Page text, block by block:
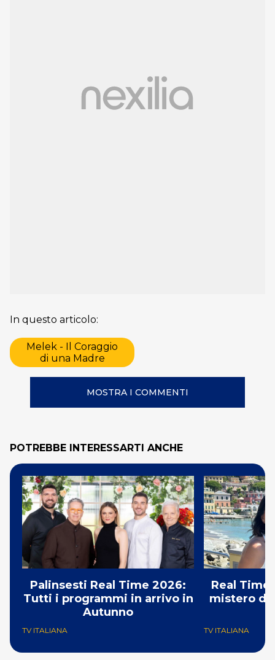
In questo articolo:
Melek - Il Coraggio
di una Madre
MOSTRA I COMMENTI
POTREBBE INTERESSARTI ANCHE
Palinsesti Real Time 2026:
Tutti i programmi in arrivo in
Autunno
TV ITALIANA
Real
mistero
TV ITALIANA